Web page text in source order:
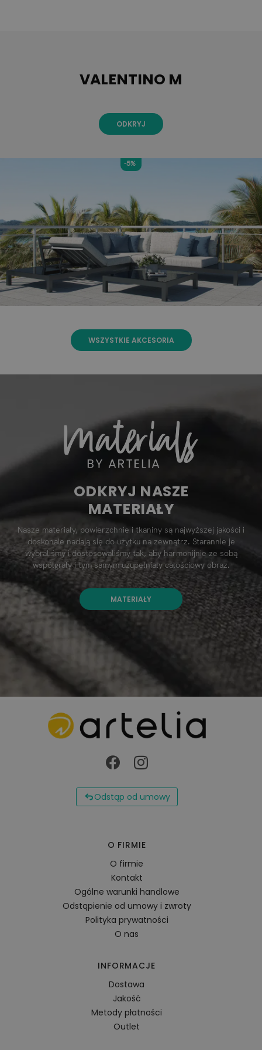
VALENTINO M
ODKRYJ
-5%
WSZYSTKIE AKCESORIA
ODKRYJ NASZE
MATERIAŁY
Nasze materiały, powierzchnie i tkaniny są najwyższej jakości i
doskonale nadają się do użytku na zewnątrz. Starannie je
wybraliśmy i dostosowaliśmy tak, aby harmonijnie ze sobą
współgrały i tym samym uzupełniały całościowy obraz.
MATERIAŁY
Odstąp od umowy
O FIRMIE
O firmie
Kontakt
Ogólne warunki handlowe
Odstąpienie od umowy i zwroty
Polityka prywatności
O nas
INFORMACJE
Dostawa
Jakość
Metody płatności
Outlet